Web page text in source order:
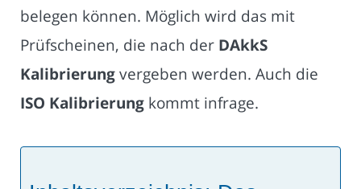
belegen können. Möglich wird das mit
Prüfscheinen, die nach der DAkkS
Kalibrierungvergeben werden. Auch die
ISO Kalibrierung kommt infrage.